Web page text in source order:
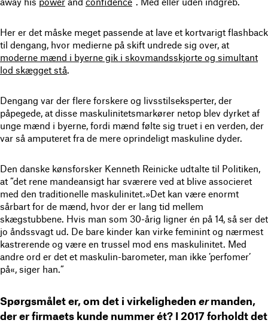
Her er det måske meget passende at lave et kortvarigt flashback
til dengang, hvor medierne på skift undrede sig over, at
moderne mænd i byerne gik i skovmandsskjorte og simultant
lod skægget stå.
Dengang var der flere forskere og livsstilseksperter, der
påpegede, at disse maskulinitetsmarkører netop blev dyrket af
unge mænd i byerne, fordi mænd følte sig truet i en verden, der
var så amputeret fra de mere oprindeligt maskuline dyder.
Den danske kønsforsker Kenneth Reinicke udtalte til Politiken,
at ”det rene mandeansigt har sværere ved at blive associeret
med den traditionelle maskulinitet.»Det kan være enormt
sårbart for de mænd, hvor der er lang tid mellem
skægstubbene. Hvis man som 30-årig ligner én på 14, så ser det
jo åndssvagt ud. De bare kinder kan virke feminint og nærmest
kastrerende og være en trussel mod ens maskulinitet. Med
andre ord er det et maskulin-barometer, man ikke ’perfomer’
på«, siger han.”
Spørgsmålet er, om det i virkeligheden ermanden,
der er firmaets kunde nummer ét? I 2017 forholdt det